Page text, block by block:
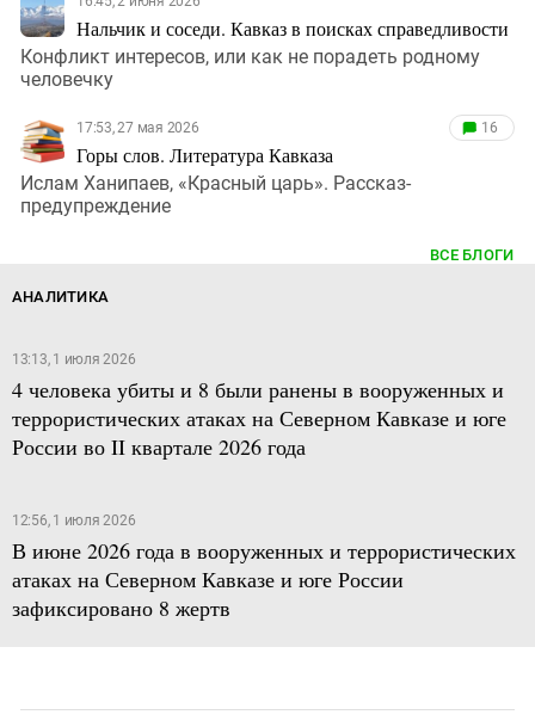
Нальчик и соседи. Кавказ в поисках справедливости
Конфликт интересов, или как не порадеть родному
человечку
17:53, 27 мая 2026
Горы слов. Литература Кавказа
16
Ислам Ханипаев, «Красный царь». Рассказ-
предупреждение
ВСЕ БЛОГИ
АНАЛИТИКА
13:13, 1 июля 2026
4 человека убиты и 8 были ранены в вооруженных и
террористических атаках на Северном Кавказе и юге
России во II квартале 2026 года
12:56, 1 июля 2026
В июне 2026 года в вооруженных и террористических
атаках на Северном Кавказе и юге России
зафиксировано 8 жертв